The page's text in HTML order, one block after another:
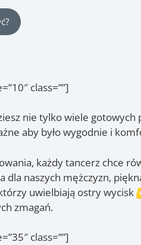
class=””]
nie tylko wiele gotowych
aby było wygodnie i
każdy tancerz chce
dla naszych mężczyzn,
uwielbiają ostry wycisk
zmagań.
class=””]